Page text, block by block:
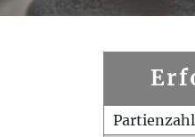
Partienzahl